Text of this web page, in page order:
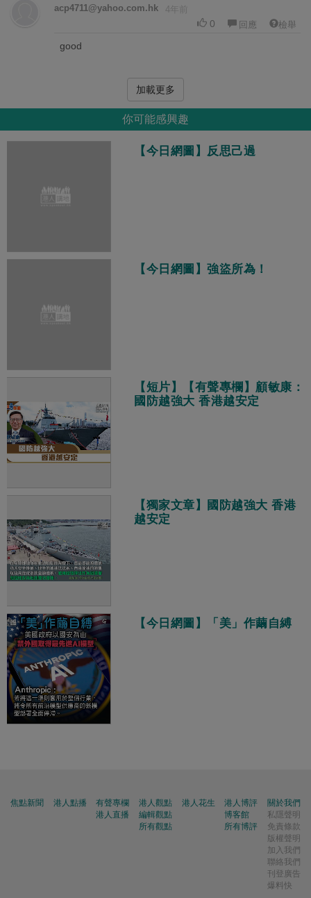
acp4711@yahoo.com.hk 4年前
0 回應 檢舉
good
加載更多
你可能感興趣
【今日網圖】反思己過
【今日網圖】強盜所為！
【短片】【有聲專欄】顧敏康：
國防越強大 香港越安定
【獨家文章】國防越強大 香港
越安定
【今日網圖】「美」作繭自縛
焦點新聞 港人點播
有聲專欄
港人直播
港人觀點
編輯觀點
所有觀點
港人花生
港人博評
博客館
所有博評
關於我們
私隱聲明
免責條款
版權聲明
加入我們
聯絡我們
刊登廣告
爆料快